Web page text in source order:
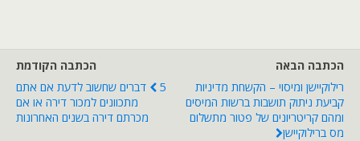
הכתבה הקודמת
5 דברים שחשוב לדעת אם אתם
מתכוונים למכור דירה או אם
מכרתם דירה בשנים האחרונות
הכתבה הבאה
רילוקיישן ומיסוי – הקשחת מדיניות
קביעת ניתוק תושבות ברשות המיסים
ומהם קריטריונים של פטור מתשלום
מס ברילוקיישן